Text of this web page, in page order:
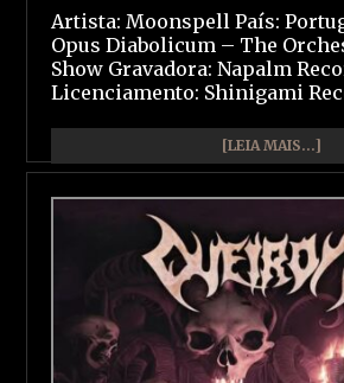
Artista: Moonspell País:
Opus Diabolicum – The
Show Gravadora: Napalm
Licenciamento: Shinigami
[LEIA MAIS...]